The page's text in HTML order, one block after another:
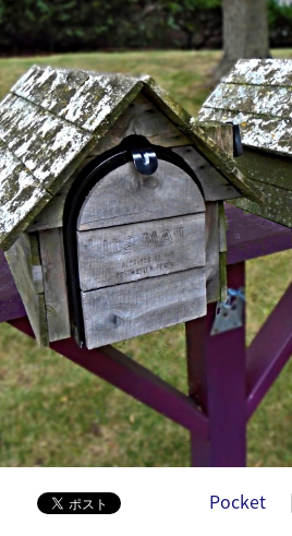
Pocket